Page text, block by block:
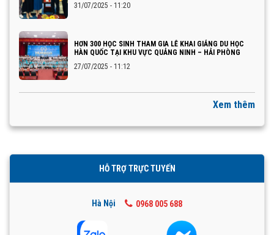
31/07/2025 - 11:20
HƠN 300 HỌC SINH THAM GIA LỄ KHAI GIẢNG DU HỌC
HÀN QUỐC TẠI KHU VỰC QUẢNG NINH – HẢI PHÒNG
27/07/2025 - 11:12
Xem thêm
HỖ TRỢ TRỰC TUYẾN
Hà Nội 0968 005 688